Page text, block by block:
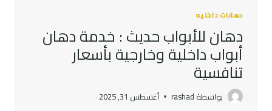
دهانات داخليه
دهان للأبواب حديث : خدمة دهان
أبواب داخلية وخارجية بأسعار
تنافسية
بواسطة rashad أغسطس 31, 2025